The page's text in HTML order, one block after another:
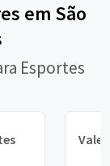
em São
Esportes